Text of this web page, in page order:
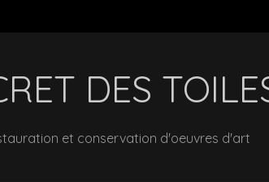
DES
et conservation d'oeuvres d'art